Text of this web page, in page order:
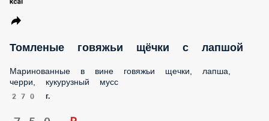
Томленая буженина в изумрудной панировке
Свиная шея, сыр творожный, черри, пармезан, бекон,
панировка
350 г.